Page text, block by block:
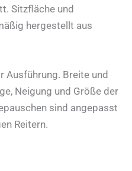
Sitzfläche und
hergestellt aus
Ausführung. Breite und
Neigung und Größe der
sind angepasst
Reitern.